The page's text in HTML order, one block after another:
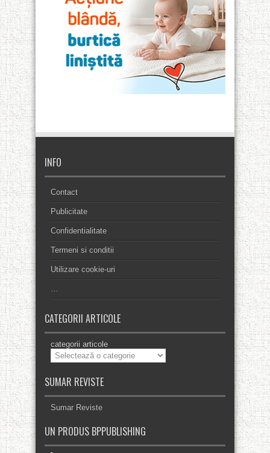
INFO
Contact
Publicitate
Confidentialitate
Termeni si conditii
Utilizare cookie-uri
…
CATEGORII ARTICOLE
categorii articole
SUMAR REVISTE
Sumar Reviste
UN PRODUS BPPUBLISHING